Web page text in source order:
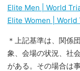
Elite Men | World
Elite Women |
＊上記基準は、関係
象、会場の状況、社
がある。その場合は